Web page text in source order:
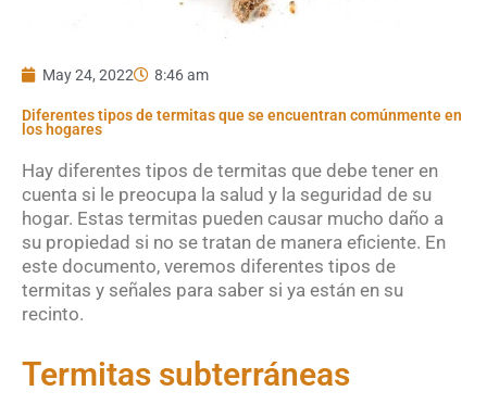
May 24, 2022 8:46 am
Diferentes tipos de termitas que se encuentran comúnmente en
los hogares
Hay diferentes tipos de termitas que debe tener en
cuenta si le preocupa la salud y la seguridad de su
hogar. Estas termitas pueden causar mucho daño a
su propiedad si no se tratan de manera eficiente. En
este documento, veremos diferentes tipos de
termitas y señales para saber si ya están en su
recinto.
Termitas subterráneas